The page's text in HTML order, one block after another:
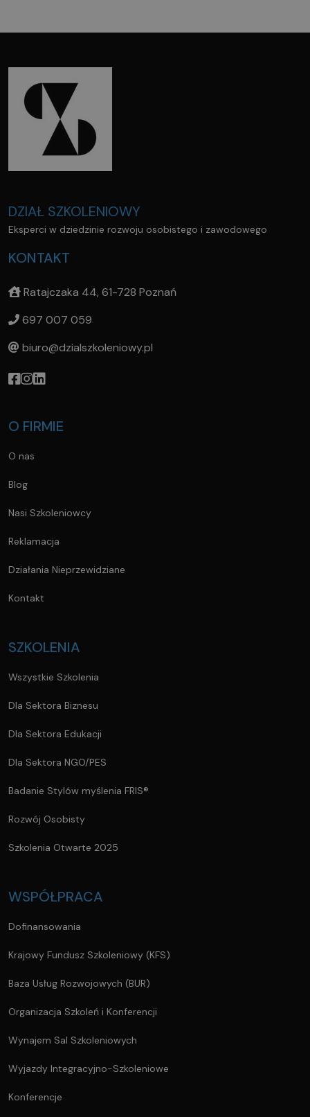
DZIAŁ SZKOLENIOWY
Eksperci w dziedzinie rozwoju osobistego i zawodowego
KONTAKT
Ratajczaka 44, 61-728 Poznań
697 007 059
biuro@dzialszkoleniowy.pl
O FIRMIE
O nas
Blog
Nasi Szkoleniowcy
Reklamacja
Działania Nieprzewidziane
Kontakt
SZKOLENIA
Wszystkie Szkolenia
Dla Sektora Biznesu
Dla Sektora Edukacji
Dla Sektora NGO/PES
Badanie Stylów myślenia FRIS®
Rozwój Osobisty
Szkolenia Otwarte 2025
WSPÓŁPRACA
Dofinansowania
Krajowy Fundusz Szkoleniowy (KFS)
Baza Usług Rozwojowych (BUR)
Organizacja Szkoleń i Konferencji
Wynajem Sal Szkoleniowych
Wyjazdy Integracyjno-Szkoleniowe
Konferencje